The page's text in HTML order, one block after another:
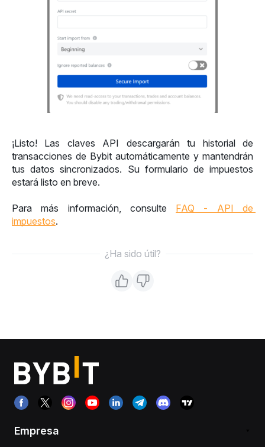
¡Listo! Las claves API descargarán tu historial de
transacciones de Bybit automáticamente y mantendrán
tus datos sincronizados. Su formulario de impuestos
estará listo en breve.
Para más información, consulte FAQ - API de
impuestos.
¿Ha sido útil?
Empresa